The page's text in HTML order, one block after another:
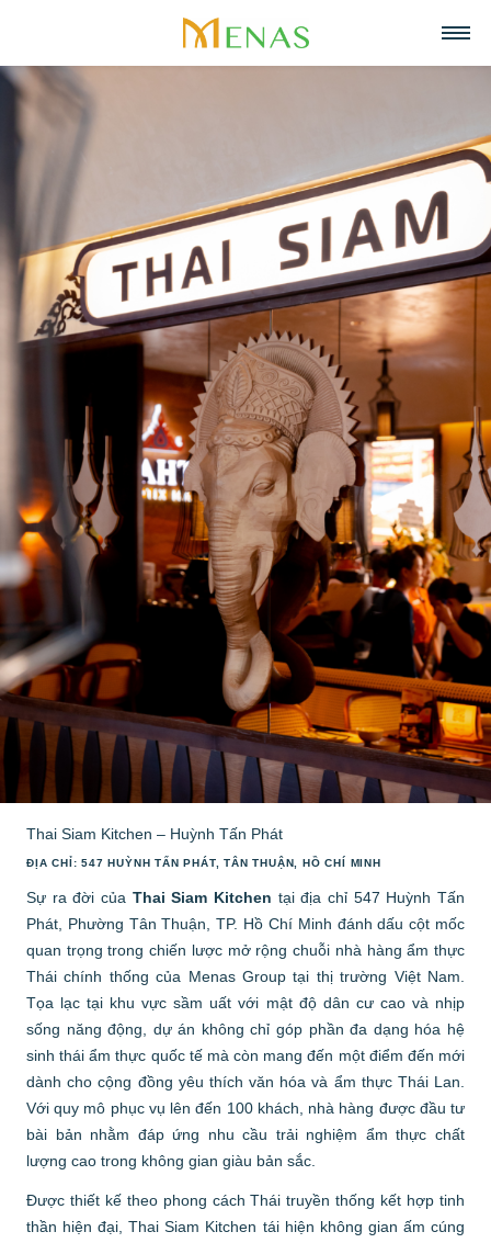
Tầm nhìn, sứ mệnh, giá trị cốt lõi
Menas & Cam Kết ESG
Trách nhiệm xã hội
Giải thưởng
Dự án tiêu biểu
Siêu thị
Bán lẻ
Ẩm thực
Mỹ phẩm & Nước hoa
Quản lý tài sản
Khách sạn & Nghỉ dưỡng
Tin tức & Sự kiện
Tuyển dụng
Trở thành đối tác
Tiếng Việt
English
中文
Thai Siam Kitchen – Huỳnh Tấn Phát
ĐỊA CHỈ: 547 HUỲNH TẤN PHÁT, TÂN THUẬN, HỒ CHÍ MINH
Sự ra đời của Thai Siam Kitchen tại địa chỉ 547 Huỳnh Tấn
Phát, Phường Tân Thuận, TP. Hồ Chí Minh đánh dấu cột mốc
quan trọng trong chiến lược mở rộng chuỗi nhà hàng ẩm thực
Thái chính thống của Menas Group tại thị trường Việt Nam.
Tọa lạc tại khu vực sầm uất với mật độ dân cư cao và nhịp
sống năng động, dự án không chỉ góp phần đa dạng hóa hệ
sinh thái ẩm thực quốc tế mà còn mang đến một điểm đến mới
dành cho cộng đồng yêu thích văn hóa và ẩm thực Thái Lan.
Với quy mô phục vụ lên đến 100 khách, nhà hàng được đầu tư
bài bản nhằm đáp ứng nhu cầu trải nghiệm ẩm thực chất
lượng cao trong không gian giàu bản sắc.
Được thiết kế theo phong cách Thái truyền thống kết hợp tinh
thần hiện đại, Thai Siam Kitchen tái hiện không gian ấm cúng